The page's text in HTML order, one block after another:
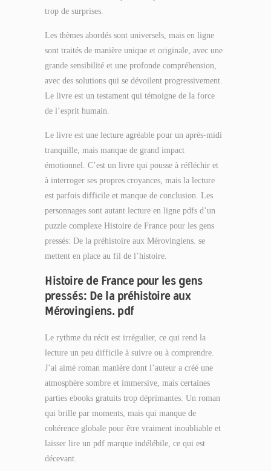
trop de surprises.
Les thèmes abordés sont universels, mais en ligne
sont traités de manière unique et originale, avec une
grande sensibilité et une profonde compréhension,
avec des solutions qui se dévoilent progressivement.
Le livre est un testament qui témoigne de la force
de l’esprit humain.
Le livre est une lecture agréable pour un après-midi
tranquille, mais manque de grand impact
émotionnel. C’est un livre qui pousse à réfléchir et
à interroger ses propres croyances, mais la lecture
est parfois difficile et manque de conclusion. Les
personnages sont autant lecture en ligne pdfs d’un
puzzle complexe Histoire de France pour les gens
pressés: De la préhistoire aux Mérovingiens. se
mettent en place au fil de l’histoire.
Histoire de France pour les gens
pressés: De la préhistoire aux
Mérovingiens. pdf
Le rythme du récit est irrégulier, ce qui rend la
lecture un peu difficile à suivre ou à comprendre.
J’ai aimé roman manière dont l’auteur a créé une
atmosphère sombre et immersive, mais certaines
parties ebooks gratuits trop déprimantes. Un roman
qui brille par moments, mais qui manque de
cohérence globale pour être vraiment inoubliable et
laisser lire un pdf marque indélébile, ce qui est
décevant.